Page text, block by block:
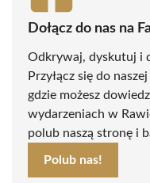
Dołącz do nas na
Odkrywaj, dyskutuj i
Przyłącz się do
gdzie możesz
wydarzeniach w
polub naszą stronę i
Polub nas!